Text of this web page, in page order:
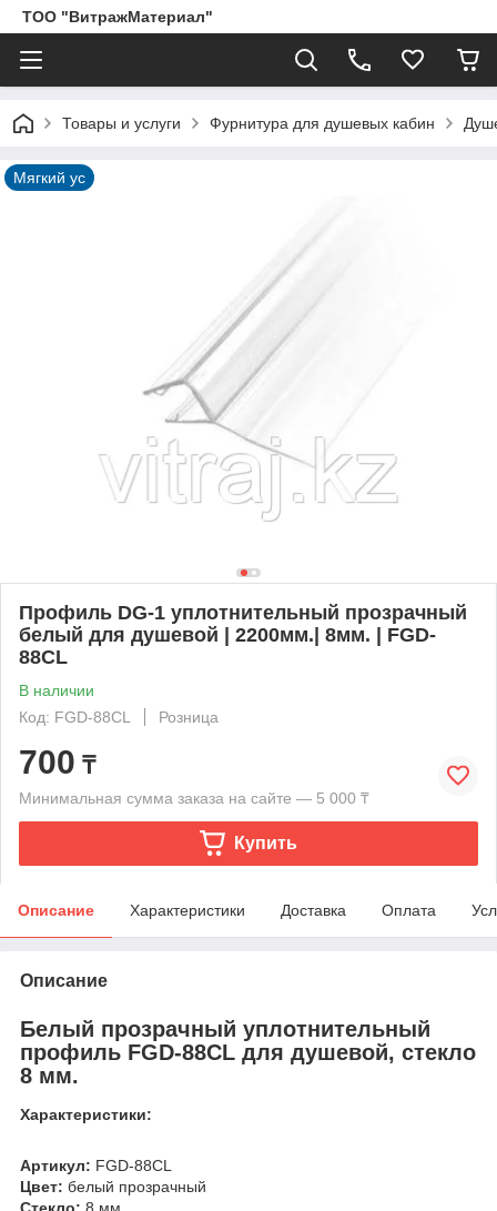
ТОО "ВитражМатериал"
Товары и услуги Фурнитура для душевых кабин
Мягкий ус
Профиль DG-1 уплотнительный прозрачный
белый для душевой | 2200мм.| 8мм. | FGD-
88CL
В наличии
Код: FGD-88CL
Розница
700 ₸
Минимальная сумма заказа на сайте — 5 000 ₸
Купить
Описание Характеристики Доставка Оплата
Описание
Белый прозрачный уплотнительный
профиль FGD-88CL для душевой, стекло
8 мм.
Характеристики:
Артикул: FGD-88CL
Цвет: белый прозрачный